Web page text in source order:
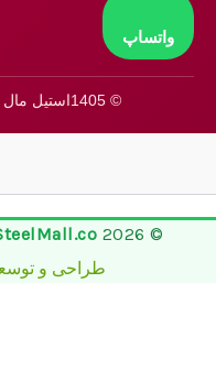
واتساپ
© 1405استیل مال | تمامی حقوق محفوظ است
© 2026
طراحی و